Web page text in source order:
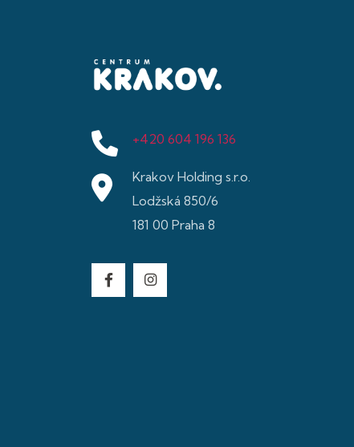
+420 604 196 136
Krakov Holding s.r.o.
Lodžská 850/6
181 00 Praha 8